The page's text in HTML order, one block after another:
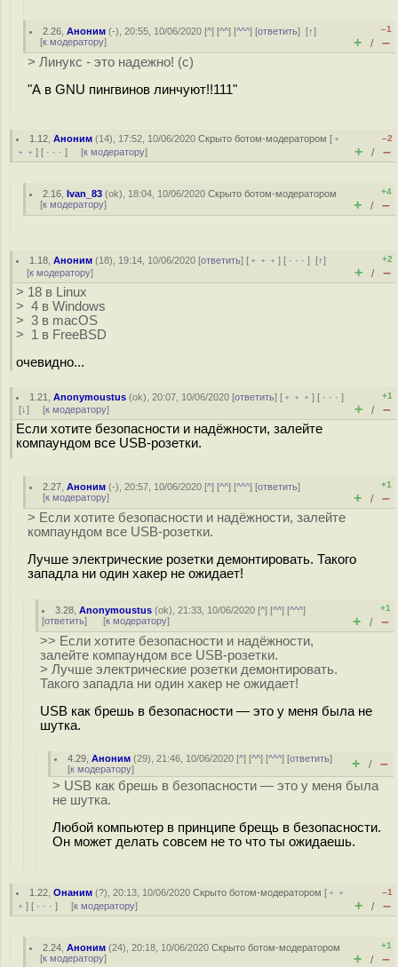
2.26 ,Аноним (-), 20:55, 10/06/2020 [^] [^^] [^^^] [ответить][↑]
[к модератору]
–1
+ / –
> Линукс - это надежно! (с)
"А в GNU пингвинов линчуют!!111"
1.12 ,Аноним (14), 17:52, 10/06/2020Скрыто ботом-модератором [ ﹢
﹢﹢ ] [ · · · ] [к модератору]
–2
+ / –
2.16 ,Ivan_83 (ok), 18:04, 10/06/2020Скрыто ботом-модератором
[к модератору]
+4
+ / –
1.18 ,Аноним (18), 19:14, 10/06/2020 [ответить] [ ﹢﹢﹢] [ · · ·][↑]
[к модератору]
+2
+ / –
> 18 в Linux
> 4 в Windows
> 3 в macOS
> 1 в FreeBSD
очевидно...
1.21 ,Anonymoustus (ok), 20:07, 10/06/2020 [ответить] [ ﹢﹢﹢] [ · · ·]
[↓] [к модератору]
+1
+ / –
Если хотите безопасности и надёжности, залейте
компаундом все USB-розетки.
2.27 ,Аноним (-), 20:57, 10/06/2020 [^] [^^] [^^^] [ответить]
[к модератору]
+1
+ / –
> Если хотите безопасности и надёжности, залейте
компаундом все USB-розетки.
Лучше электрические розетки демонтировать. Такого
западла ни один хакер не ожидает!
3.28 ,Anonymoustus (ok), 21:33, 10/06/2020 [^] [^^] [^^^]
[ответить] [к модератору]
+1
+ / –
>> Если хотите безопасности и надёжности,
залейте компаундом все USB-розетки.
> Лучше электрические розетки демонтировать.
Такого западла ни один хакер не ожидает!
USB как брешь в безопасности — это у меня была не
шутка.
4.29 ,Аноним (29), 21:46, 10/06/2020 [^] [^^] [^^^] [ответить]
[к модератору] + / –
> USB как брешь в безопасности — это у меня была
не шутка.
Любой компьютер в принципе брещь в безопасности.
Он может делать совсем не то что ты ожидаешь.
1.22 ,Онаним (?), 20:13, 10/06/2020Скрыто ботом-модератором [ ﹢﹢
﹢ ] [ · · · ] [к модератору]
–1
+ / –
2.24 ,Аноним (24), 20:18, 10/06/2020Скрыто ботом-модератором
[к модератору]
+1
+ / –